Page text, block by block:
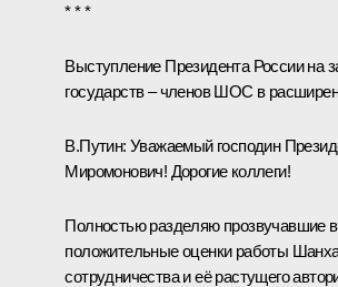
* * *
Выступление Президента России на
государств – членов ШОС в
В.Путин: Уважаемый господин
Миромонович! Дорогие коллеги!
Полностью разделяю прозвучавшие
положительные оценки работы
сотрудничества и её растущего